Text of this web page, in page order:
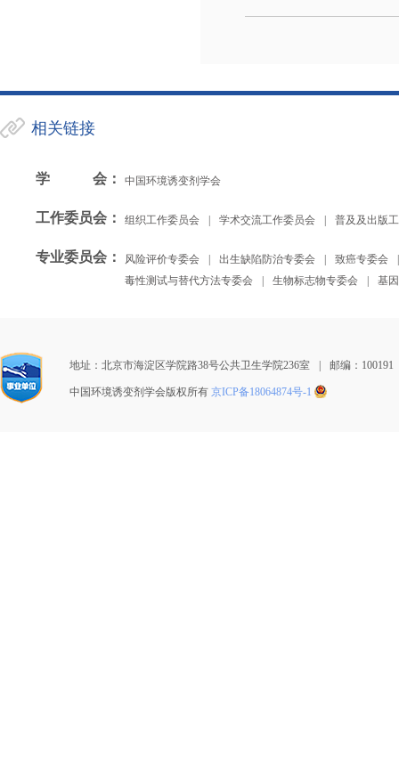
相关链接
学会 ： 中国环境诱变剂学会
工作委员会 ： 组织工作委员会 学术交流工作委员会 普及及出版
专业委员会 ： 风险评价专委会 出生缺陷防治专委会 致癌专委会
毒性测试与替代方法专委会
生物标志物专委会 基
地址：北京市海淀区学院路38号公共卫生学院236室 邮编：100191
中国环境诱变剂学会版权所有 京ICP备18064874号-1